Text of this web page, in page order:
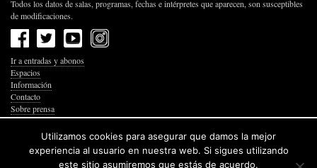
Todos los datos de salas, programas, fechas e intérpretes que aparecen, son susceptibles
de modificaciones.
Ir a entradas y abonos
Espacios
Información
Contacto
Sobre prensa
Política de Privacidad
Política de Cookies
Accesibilidad Web
Utilizamos cookies para asegurar que damos la mejor
experiencia al usuario en nuestra web. Si sigues utilizando
este sitio asumiremos que estás de acuerdo.